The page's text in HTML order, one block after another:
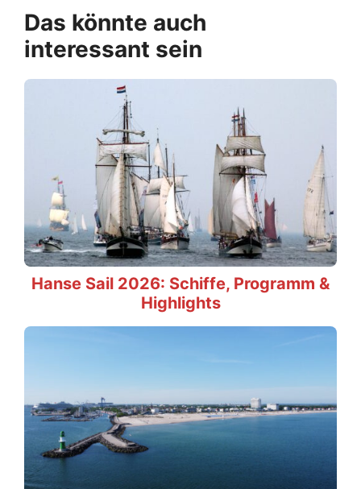
Das könnte auch
interessant sein
Hanse Sail 2026: Schiffe, Programm &
Highlights